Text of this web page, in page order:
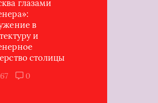
глазами
в
и
столицы
0